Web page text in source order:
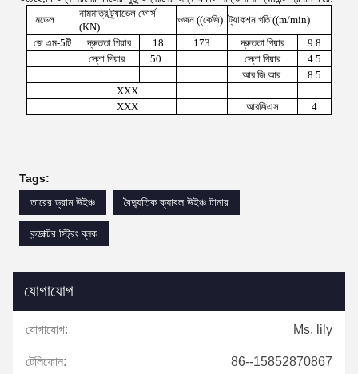
মডেল
নামমাত্র ট্র্যাভেল ফোর্স
(KN)
ওজন ((কেজি) ট্যাকশন গতি ((m/min)
জে এম-5টি দ্রুততা গিয়ার 18 173 দ্রুততা গিয়ার
9.8
স্লো গিয়ার
50 স্লো গিয়ার
4.5
আর.জি.আর.
8.5
XXX
XXX
আরজিএস 4
Tags:
তারের ড্রাম উইঞ্চ
বৈদ্যুতিক ক্যাবল উইঞ্চ টানার
কন্ডাক্টর স্ট্রিং ব্লক
যোগাযোগ
যোগাযোগ: Ms. lily
টেলিফোন: 86--15852870867